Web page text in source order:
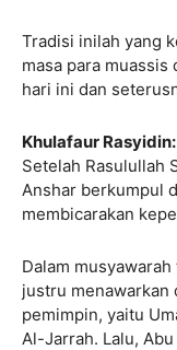
Tradisi inilah yang
masa para
hari ini dan
Khulafaur
Setelah Rasulullah
Anshar berkumpul
membicarakan
Dalam
justru menawarkan
pemimpin, yaitu
Al-Jarrah. Lalu,